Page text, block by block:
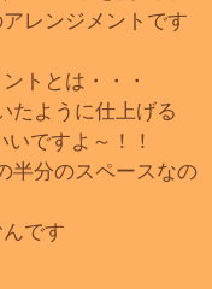
レンジメントです
トとは・・・
たように仕上げる
ですよ～！！
半分のスペースなの
です